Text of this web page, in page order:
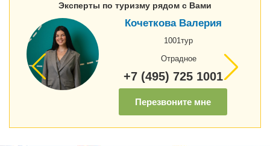
Эксперты по туризму рядом с Вами
Кочеткова Валерия
1001тур
Отрадное
+7 (495) 725 1001
Перезвоните мне